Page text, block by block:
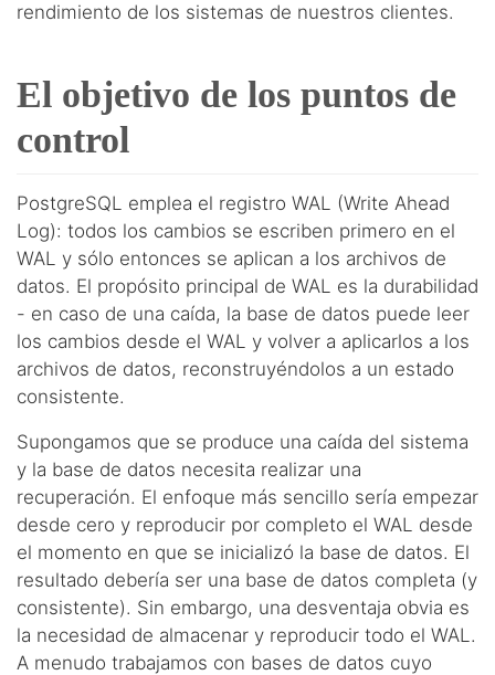
rendimiento de los sistemas de nuestros clientes.
El objetivo de los puntos de
control
PostgreSQL emplea el registro WAL (Write Ahead
Log): todos los cambios se escriben primero en el
WAL y sólo entonces se aplican a los archivos de
datos. El propósito principal de WAL es la durabilidad
- en caso de una caída, la base de datos puede leer
los cambios desde el WAL y volver a aplicarlos a los
archivos de datos, reconstruyéndolos a un estado
consistente.
Supongamos que se produce una caída del sistema
y la base de datos necesita realizar una
recuperación. El enfoque más sencillo sería empezar
desde cero y reproducir por completo el WAL desde
el momento en que se inicializó la base de datos. El
resultado debería ser una base de datos completa (y
consistente). Sin embargo, una desventaja obvia es
la necesidad de almacenar y reproducir todo el WAL.
A menudo trabajamos con bases de datos cuyo